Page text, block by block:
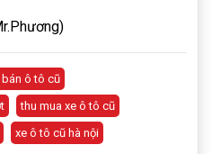
bán ô tô cũ
thu mua xe ô tô cũ
xe ô tô cũ hà nội